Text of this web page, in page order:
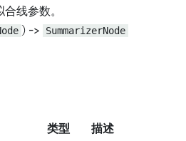
线参数。
) -> SummarizerNode
类型 描述